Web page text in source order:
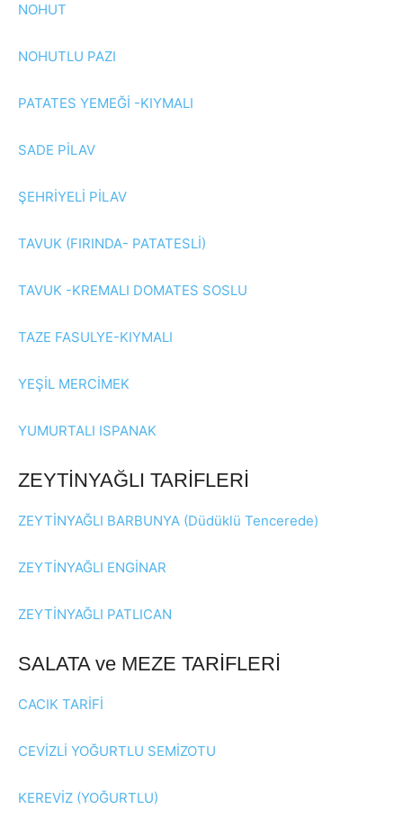
NOHUT
NOHUTLU PAZI
PATATES YEMEĞİ -KIYMALI
SADE PİLAV
ŞEHRİYELİ PİLAV
TAVUK (FIRINDA- PATATESLİ)
TAVUK -KREMALI DOMATES SOSLU
TAZE FASULYE-KIYMALI
YEŞİL MERCİMEK
YUMURTALI ISPANAK
ZEYTİNYAĞLI TARİFLERİ
ZEYTİNYAĞLI BARBUNYA (Düdüklü Tencerede)
ZEYTİNYAĞLI ENGİNAR
ZEYTİNYAĞLI PATLICAN
SALATA ve MEZE TARİFLERİ
CACIK TARİFİ
CEVİZLİ YOĞURTLU SEMİZOTU
KEREVİZ (YOĞURTLU)